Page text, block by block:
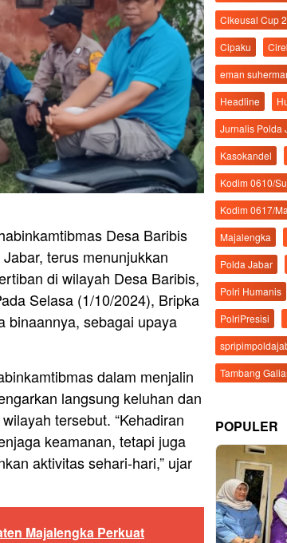
Desa Baribis
terus menunjukkan
di wilayah Desa Baribis,
Selasa (1/10/2024), Bripka
binaannya, sebagai upaya
dalam menjalin
langsung keluhan dan
tersebut. “Kehadiran
keamanan, tetapi juga
aktivitas sehari-hari,” ujar
Majalengka Perkuat
Cikeusal Cup
Cipaku
eman
Headline
Jurnalis Polda
Kasokandel
Kodim 0610/
Kodim 0617/
Majalengka
Polda Jabar
Polri Humanis
PolriPresisi
Tambang
POPULER